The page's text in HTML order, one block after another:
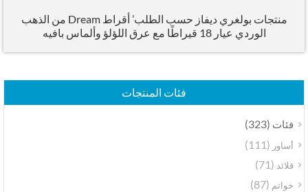
منتجات بولغري ديفاز حسب الطلب’ أقراط Dream من الذهب
الوردي عيار 18 قيراطًا مع عرق اللؤلؤ وألماس بافيه
فئات المنتجات
فئات(323)
أساور(111)
قلائد(71)
خواتم(87)